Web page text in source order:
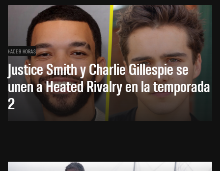
HACE 9 HORAS
Justice Smith y Charlie Gillespie se
unen a Heated Rivalry en la temporada
2